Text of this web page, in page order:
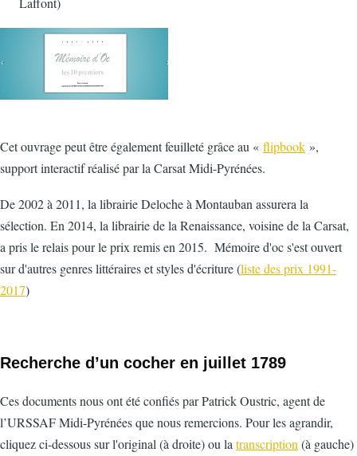
Cet ouvrage peut être également feuilleté grâce au « flipbook »,
support interactif réalisé par la Carsat Midi-Pyrénées.
De 2002 à 2011, la librairie Deloche à Montauban assurera la
sélection. En 2014, la librairie de la Renaissance, voisine de la Carsat,
a pris le relais pour le prix remis en 2015. Mémoire d'oc s'est ouvert
sur d'autres genres littéraires et styles d'écriture (liste des prix 1991-
2017)
Recherche d’un cocher en juillet 1789
Ces documents nous ont été confiés par Patrick Oustric, agent de
l’URSSAF Midi-Pyrénées que nous remercions. Pour les agrandir,
cliquez ci-dessous sur l'original (à droite) ou la transcription (à gauche)